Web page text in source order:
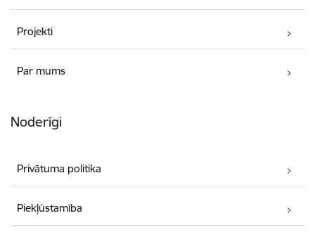
Projekti
Par mums
Noderīgi
Privātuma politika
Piekļūstamība